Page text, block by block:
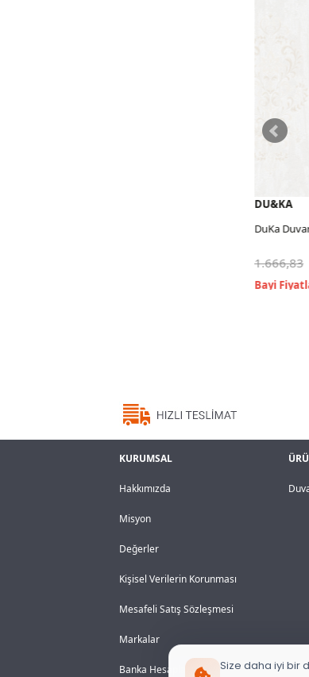
DU&KA
DuKa
1.666,83
KURUMSAL
Hakkımızda
Misyon
Değerler
Kişisel Verilerin Korunması
Mesafeli Satış Sözleşmesi
Markalar
Banka Hesaplarımız Size daha iyi bir